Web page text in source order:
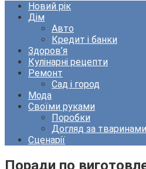
Новий рік
Дім
Авто
Кредит і банки
Здоров’я
Кулінарні рецепти
Ремонт
Сад і город
Мода
Своїми руками
Поробки
Догляд за тваринами
Сценарії
Поради по